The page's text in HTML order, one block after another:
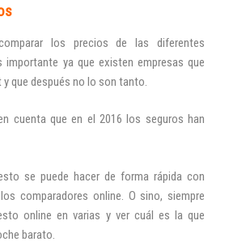
los precios de las diferentes
importante ya que existen empresas que
que después no lo son tanto.
cuenta que en el 2016 los seguros han
se puede hacer de forma rápida con
comparadores online. O sino, siempre
online en varias y ver cuál es la que
barato.